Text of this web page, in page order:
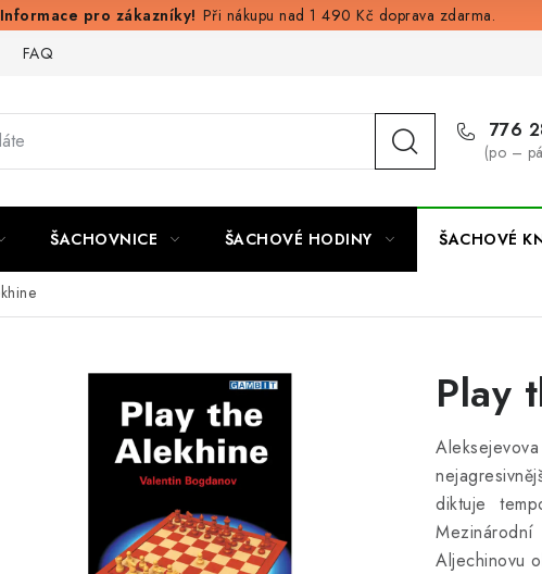
Při nákupu nad 1 490 Kč doprava zdarma.
FAQ
776
(po –
ŠACHOVNICE ŠACHOVÉ HODINY ŠACHOVÉ
Play
diktuje
Aljechinovu